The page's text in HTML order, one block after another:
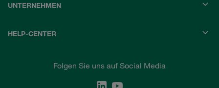
UNTERNEHMEN
HELP-CENTER
Folgen Sie uns auf Social Media